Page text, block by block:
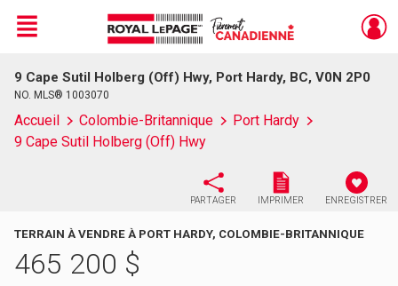
Live
En Direct
Menu
9 Cape Sutil Holberg (Off) Hwy, Port Hardy, BC, V0N 2P0
NO. MLS® 1003070
Accueil Colombie-Britannique
Port Hardy
9 Cape Sutil Holberg (Off) Hwy
PARTAGER IMPRIMER ENREGISTRER
TERRAIN À VENDRE À PORT HARDY, COLOMBIE-BRITANNIQUE
465 200 $